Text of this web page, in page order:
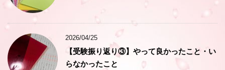
2026/04/25
【受験振り返り③】やって良かったこと・い
らなかったこと